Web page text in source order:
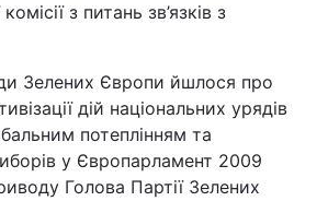
з питань зв’язків з
Зелених Європи йшлося про
дій національних урядів
потеплінням та
у Європарламент 2009
Голова Партії Зелених